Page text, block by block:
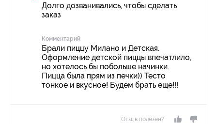
Долго дозванивались, чтобы сделать
заказ
Комментарий
Брали пиццу Милано и Детская.
Оформление детской пиццы впечатлило,
но хотелось бы побольше начинки.
Пицца была прям из печки)) Тесто
тонкое и вкусное! Будем брать еще!!!
Отзыв полезен?